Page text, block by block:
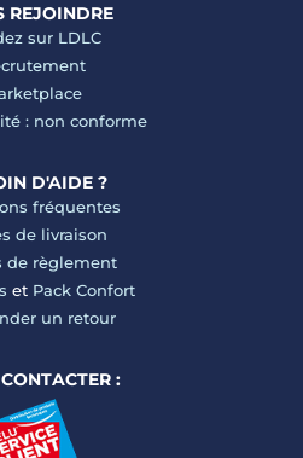
REJOINDRE
sur LDLC
: non conforme
D'AIDE ?
fréquentes
de livraison
de règlement
et Pack Confort
un retour
: